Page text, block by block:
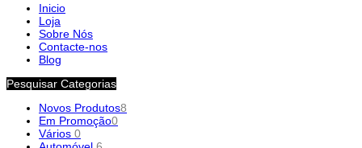
Inicio
Loja
Sobre Nós
Contacte-nos
Blog
Pesquisar Categorias
Novos Produtos8
Em Promoção0
Vários 0